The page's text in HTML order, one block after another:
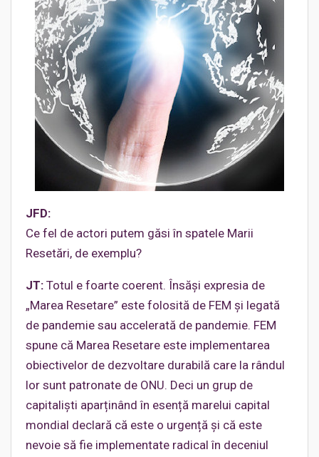
JFD:
Ce fel de actori putem găsi în spatele Marii
Resetări, de exemplu?
JT: Totul e foarte coerent. Însăși expresia de
„Marea Resetare” este folosită de FEM și legată
de pandemie sau accelerată de pandemie. FEM
spune că Marea Resetare este implementarea
obiectivelor de dezvoltare durabilă care la rândul
lor sunt patronate de ONU. Deci un grup de
capitaliști aparținând în esență marelui capital
mondial declară că este o urgență și că este
nevoie să fie implementate radical în deceniul